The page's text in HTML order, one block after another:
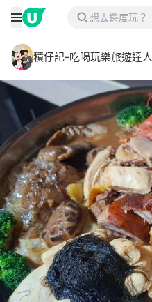
積仔記-吃喝玩樂旅遊達人